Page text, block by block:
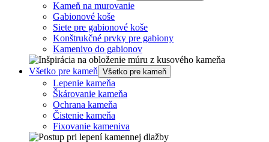
Kameň na murovanie
Gabionové koše
Siete pre gabionové koše
Konštrukčné prvky pre gabiony
Kamenivo do gabionov
Všetko pre kameň Všetko pre kameň
Lepenie kameňa
Škárovanie kameňa
Ochrana kameňa
Čistenie kameňa
Fixovanie kameniva